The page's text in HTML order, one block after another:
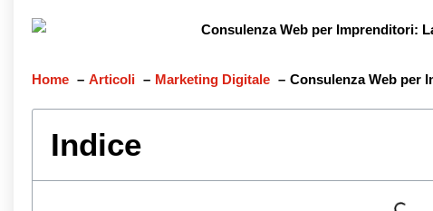
Home Articoli Marketing Digitale Consulenza Web per
Indice